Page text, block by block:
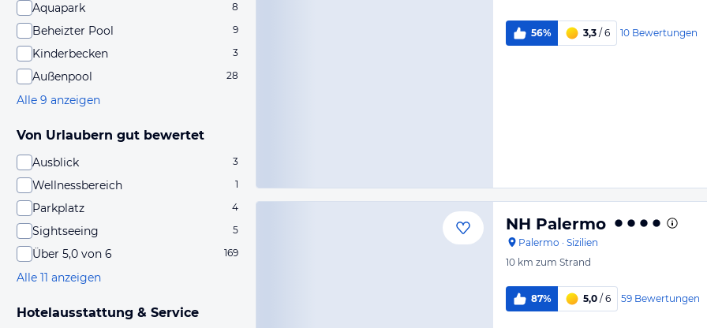
Aquapark 8
Beheizter Pool 9
Kinderbecken 3
Außenpool 28
Alle 9 anzeigen
Von Urlaubern gut bewertet
Ausblick 3
Wellnessbereich 1
Parkplatz 4
Sightseeing 5
Über 5,0 von 6 169
Alle 11 anzeigen
Hotelausstattung & Service
56% 3,3 / 6 10 Bewertungen
NH Palermo
Palermo · Sizilien
10 km zum Strand
87% 5,0 / 6 59 Bewertungen